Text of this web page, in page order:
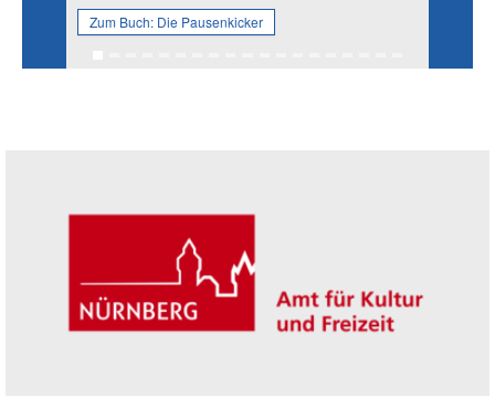
Zum Buch: Die Pausenkicker